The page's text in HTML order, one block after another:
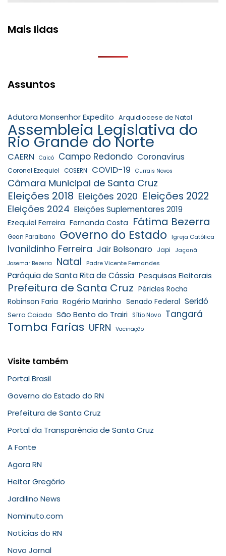
Mais lidas
Assuntos
Adutora Monsenhor Expedito Arquidiocese de Natal
Assembleia Legislativa do
Rio Grande do Norte
CAERN Caicó Campo Redondo Coronavírus
Coronel Ezequiel COSERN COVID-19 Currais Novos
Câmara Municipal de Santa Cruz
Eleições 2018 Eleições 2020 Eleições 2022
Eleições 2024 Eleições Suplementares 2019
Ezequiel Ferreira Fernanda Costa Fátima Bezerra
Gean Paraibano Governo do Estado Igreja Católica
Ivanildinho Ferreira Jair Bolsonaro Japi Jaçanã
Josemar Bezerra Natal Padre Vicente Fernandes
Paróquia de Santa Rita de Cássia Pesquisas Eleitorais
Prefeitura de Santa Cruz Péricles Rocha
Robinson Faria Rogério Marinho Senado Federal Seridó
Serra Caiada São Bento do Trairi Sítio Novo Tangará
Tomba Farias UFRN Vacinação
Visite também
Portal Brasil
Governo do Estado do RN
Prefeitura de Santa Cruz
Portal da Transparência de Santa Cruz
A Fonte
Agora RN
Heitor Gregório
Jardilino News
Nominuto.com
Notícias do RN
Novo Jornal